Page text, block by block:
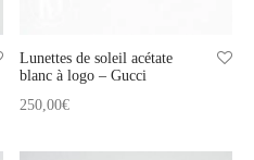
Lunettes de soleil acétate
blanc à logo – Gucci
250,00€